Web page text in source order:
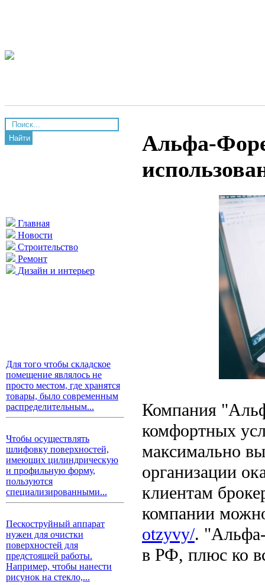
Найти
Главная
Новости
Строительство
Ремонт
Дизайн и интерьер
Для того чтобы складское
помещение являлось не
просто местом, где хранятся
товары, было современным
распределительным...
Чтобы осуществлять
шлифовку поверхностей,
имеющих цилиндрическую
и профильную форму,
пользуются
специализированными...
Пескоструйный аппарат
нужен для очистки
поверхностей для
предстоящей работы.
Например, чтобы нанести
рисунок на стекло,...
Альфа-
Компания
комфортных
максимально
организации
клиентам
компании
otzyvy/.
в РФ, плюс ко